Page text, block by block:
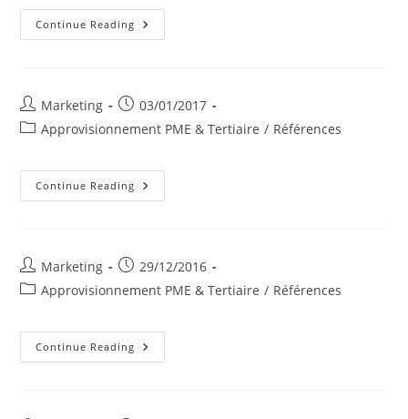
Continue Reading Golf
De
Post
author:
Marketing
Post
published:
03/01/2017
PostApprovisionnement PME & Tertiaire / Références
Continue Reading BM
Will
Post
author:
Marketing
Post
published:
29/12/2016
PostApprovisionnement PME & Tertiaire / Références
Continue Reading Polmans
SA